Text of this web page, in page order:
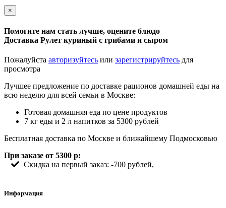
×
Помогите нам стать лучше, оцените блюдо
Доставка Рулет куриный с грибами и сыром
Пожалуйста авторизуйтесь или зарегистрируйтесь для
просмотра
Лучшее предложение по доставке рационов домашней еды на
всю неделю для всей семьи в Москве:
Готовая домашняя еда по цене продуктов
7 кг еды и 2 л напитков за 5300 рублей
Бесплатная доставка по Москве и ближайшему Подмосковью
При заказе от 5300 р:
Скидка на первый заказ: -700 рублей,
Информация